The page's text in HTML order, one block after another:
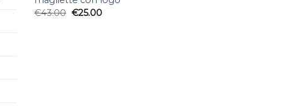
€43.00 €25.00